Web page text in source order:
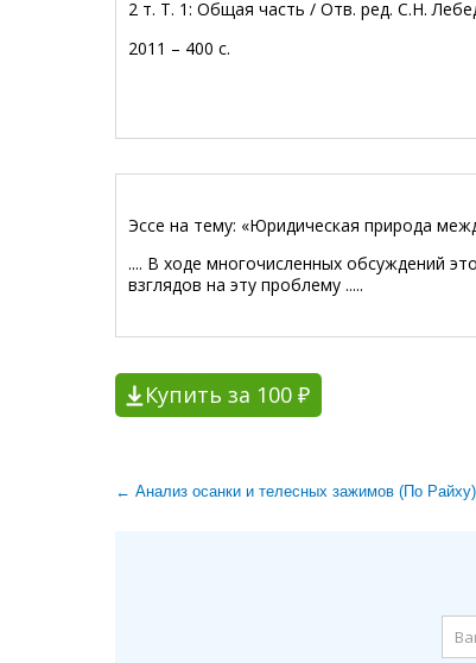
2 т. Т. 1: Общая часть / Отв. ред. С.Н.
2011 – 400 с.
Эссе на тему: «Юридическая природа
.... В ходе многочисленных обсуждений
взглядов на эту проблему .....
Купить за 100 ₽
← Анализ осанки и телесных зажимов (По Райху)